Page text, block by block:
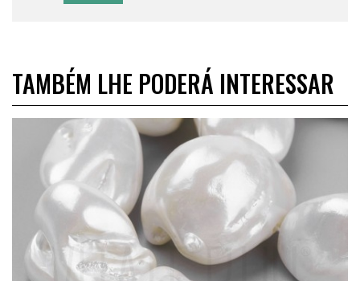
TAMBÉM LHE PODERÁ INTERESSAR